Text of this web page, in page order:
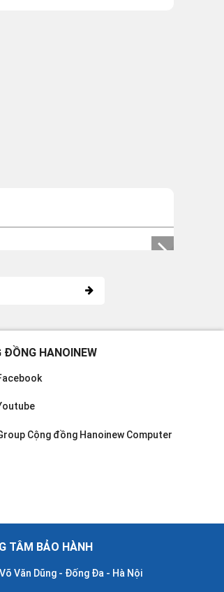
ĐỒNG HANOINEW
Cộng đồng Hanoinew Computer
TÂM BẢO HÀNH
Văn Dũng - Đống Đa - Hà Nội